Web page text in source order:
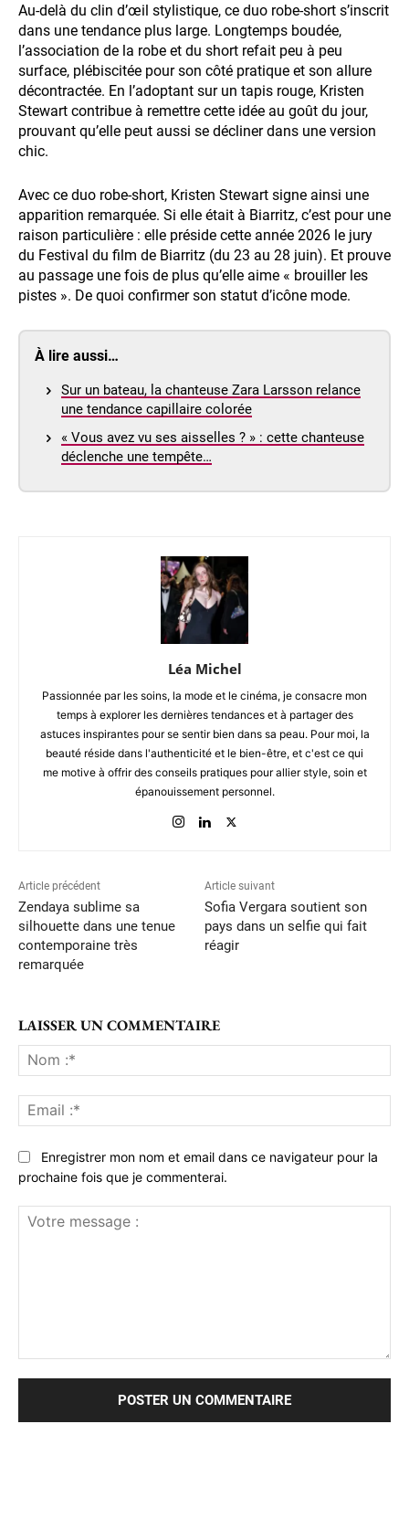
Au-delà du clin d’œil stylistique, ce duo robe-short s’inscrit
dans une tendance plus large. Longtemps boudée,
l’association de la robe et du short refait peu à peu
surface, plébiscitée pour son côté pratique et son allure
décontractée. En l’adoptant sur un tapis rouge, Kristen
Stewart contribue à remettre cette idée au goût du jour,
prouvant qu’elle peut aussi se décliner dans une version
chic.
Avec ce duo robe-short, Kristen Stewart signe ainsi une
apparition remarquée. Si elle était à Biarritz, c’est pour une
raison particulière : elle préside cette année 2026 le jury
du Festival du film de Biarritz (du 23 au 28 juin). Et prouve
au passage une fois de plus qu’elle aime « brouiller les
pistes ». De quoi confirmer son statut d’icône mode.
À lire aussi…
Sur un bateau, la chanteuse Zara Larsson relance
une tendance capillaire colorée
« Vous avez vu ses aisselles ? » : cette chanteuse
déclenche une tempête…
Léa Michel
Passionnée par les soins, la mode et le cinéma, je consacre mon
temps à explorer les dernières tendances et à partager des
astuces inspirantes pour se sentir bien dans sa peau. Pour moi, la
beauté réside dans l'authenticité et le bien-être, et c'est ce qui
me motive à offrir des conseils pratiques pour allier style, soin et
épanouissement personnel.
Article précédent
Zendaya sublime sa
silhouette dans une tenue
contemporaine très
remarquée
Article suivant
Sofia Vergara soutient son
pays dans un selfie qui fait
réagir
LAISSER UN COMMENTAIRE
:*
:*
Enregistrer mon nom et email dans ce navigateur pour la
prochaine fois que je commenterai.